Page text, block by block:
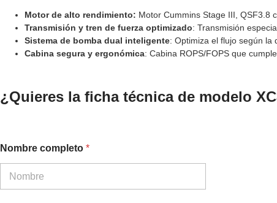
Motor de alto rendimiento: Motor Cummins Stage III, QSF3.8
Transmisión y tren de fuerza optimizado: Transmisión
Sistema de bomba dual inteligente: Optimiza el flujo según la
Cabina segura y ergonómica: Cabina ROPS/FOPS que
¿Quieres la ficha técnica de modelo
o
m
Nombre completo *